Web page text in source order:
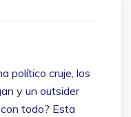
político cruje, los
y un outsider
todo? Esta